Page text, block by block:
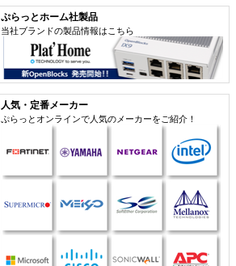
ぷらっとホーム社製品
当社ブランドの製品情報はこちら
人気・定番メーカー
ぷらっとオンラインで人気のメーカーをご紹介！